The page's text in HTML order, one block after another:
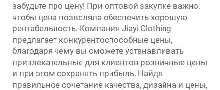
забудьте про цену! При оптовой закупке важно,
чтобы цена позволяла обеспечить хорошую
рентабельность. Компания Jiayi Clothing
предлагает конкурентоспособные цены,
благодаря чему вы сможете устанавливать
привлекательные для клиентов розничные цены
и при этом сохранять прибыль. Найдя
правильное сочетание качества, дизайна и цены,